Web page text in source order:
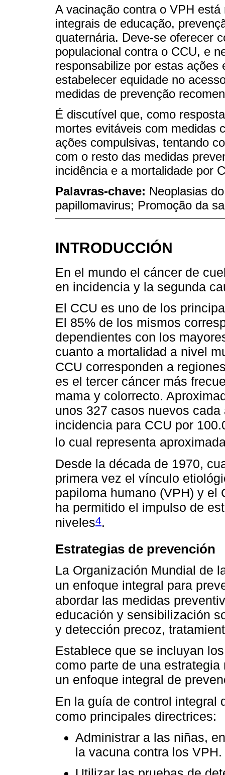
A vacinação contra o VPH
integrais de educação,
quaternária. Deve-se oferecer
populacional contra o CCU, e
responsabilize por estas
estabelecer equidade no
medidas de prevenção
É discutível que, como
mortes evitáveis com medidas
ações compulsivas, tentando
com o resto das medidas
incidência e a mortalidade por
Palavras-chave: Neoplasias
papillomavirus; Promoção da
INTRODUCCIÓN
En el mundo el cáncer de
en incidencia y la segunda
El CCU es uno de los
El 85% de los mismos
dependientes con los
cuanto a mortalidad a nivel
CCU corresponden a
es el tercer cáncer más
mama y colorrecto.
unos 327 casos nuevos
incidencia para CCU por
lo cual representa
Desde la década de 1970,
primera vez el vínculo
papiloma humano (VPH) y el
ha permitido el impulso de
niveles4.
Estrategias de prevención
La Organización Mundial de
un enfoque integral para
abordar las medidas
educación y sensibilización
y detección precoz,
Establece que se incluyan
como parte de una
un enfoque integral de
En la guía de control integral
como principales directrices:
Administrar a las niñas,
la vacuna contra los VPH.